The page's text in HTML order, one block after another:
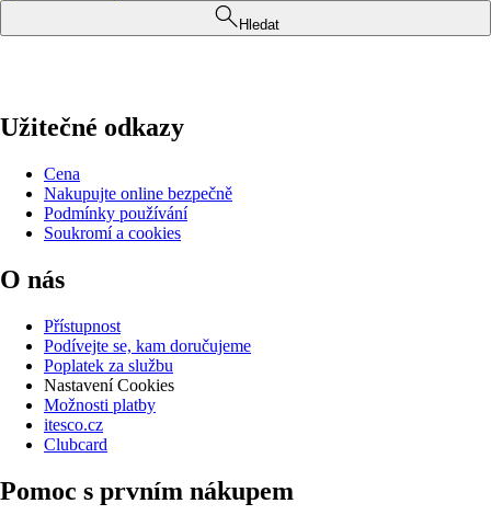
Hledat
Užitečné odkazy
Cena
Nakupujte online bezpečně
Podmínky používání
Soukromí a cookies
O nás
Přístupnost
Podívejte se, kam doručujeme
Poplatek za službu
Nastavení Cookies
Možnosti platby
itesco.cz
Clubcard
Pomoc s prvním nákupem